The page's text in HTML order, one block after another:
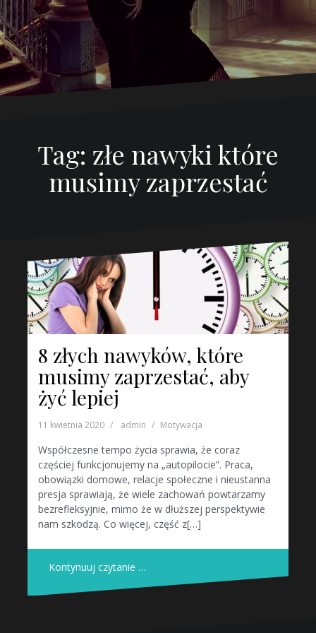
Tag: złe nawyki które
musimy zaprzestać
8 złych nawyków, które
musimy zaprzestać, aby
żyć lepiej
11 kwietnia 2020 admin Motywacja
Współczesne tempo życia sprawia, że coraz
częściej funkcjonujemy na „autopilocie”. Praca,
obowiązki domowe, relacje społeczne i nieustanna
presja sprawiają, że wiele zachowań powtarzamy
bezrefleksyjnie, mimo że w dłuższej perspektywie
nam szkodzą. Co więcej, część z[…]
Kontynuuj czytanie …